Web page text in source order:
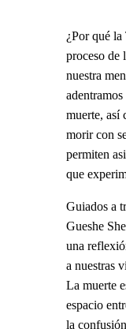
¿Por qué
proceso de
nuestra
muerte, así
morir con
permiten
que
Guiados a
Gueshe
una
a nuestras
La muerte
espacio
la